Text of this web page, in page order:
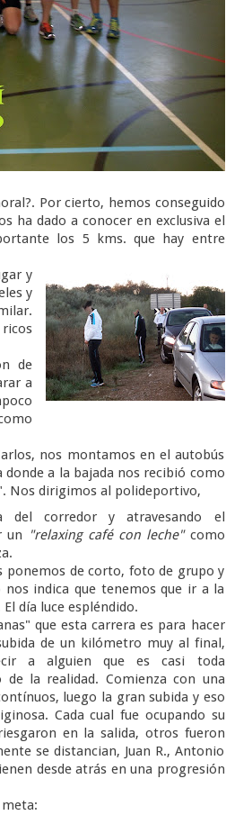
Por cierto, hemos conseguido
ha dado a conocer en exclusiva el
los 5 kms. que hay entre
y
y
de
a
nos montamos en el autobús
a la bajada nos recibió como
Nos dirigimos al polideportivo,
del corredor y atravesando el
un
"relaxing café con leche" como
de corto, foto de grupo y
indica que tenemos que ir a la
día luce espléndido.
que esta carrera es para hacer
de un kilómetro muy al final,
a alguien que es casi toda
de la realidad. Comienza con una
luego la gran subida y eso
Cada cual fue ocupando su
en la salida, otros fueron
se distancian, Juan R., Antonio
desde atrás en una progresión